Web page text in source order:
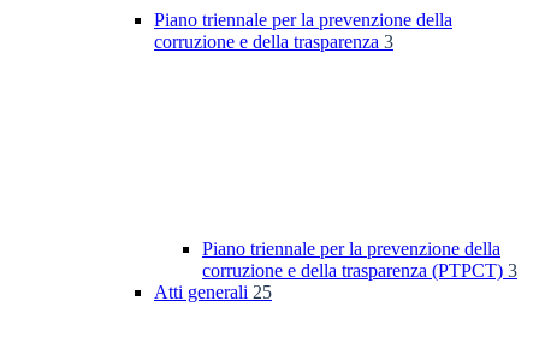
Piano triennale per la prevenzione della
corruzione e della trasparenza 3
Piano triennale per la prevenzione della
corruzione e della trasparenza (PTPCT) 3
Atti generali 25